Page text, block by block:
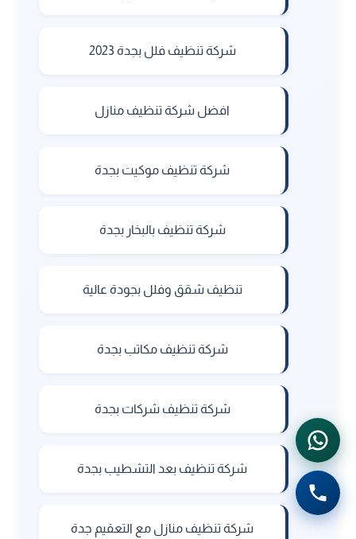
شركة تنظيف فلل بجدة 2023
افضل شركة تنظيف منازل
شركة تنظيف موكيت بجدة
شركة تنظيف بالبخار بجدة
تنظيف شقق وفلل بجودة عالية
شركة تنظيف مكاتب بجدة
شركة تنظيف شركات بجدة
شركة تنظيف بعد التشطيب بجدة
شركة تنظيف منازل مع التعقيم جدة